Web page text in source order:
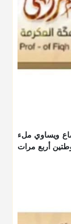
ويساوي ملء
أربع مرات